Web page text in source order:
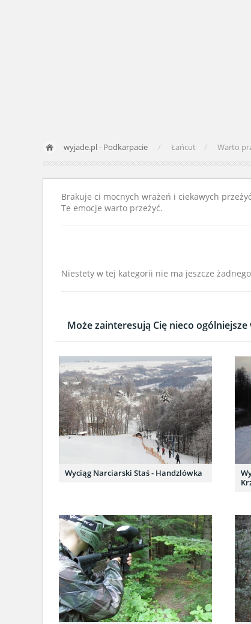
wyjade.pl- Podkarpacie Łańcut Warto
Brakuje ci mocnych wrażeń i ciekawych
Te emocje warto przeżyć.
Niestety w tej kategorii nie ma jeszcze
Może zainteresują Cię nieco
Wyciąg Narciarski Staś - Handzlówka